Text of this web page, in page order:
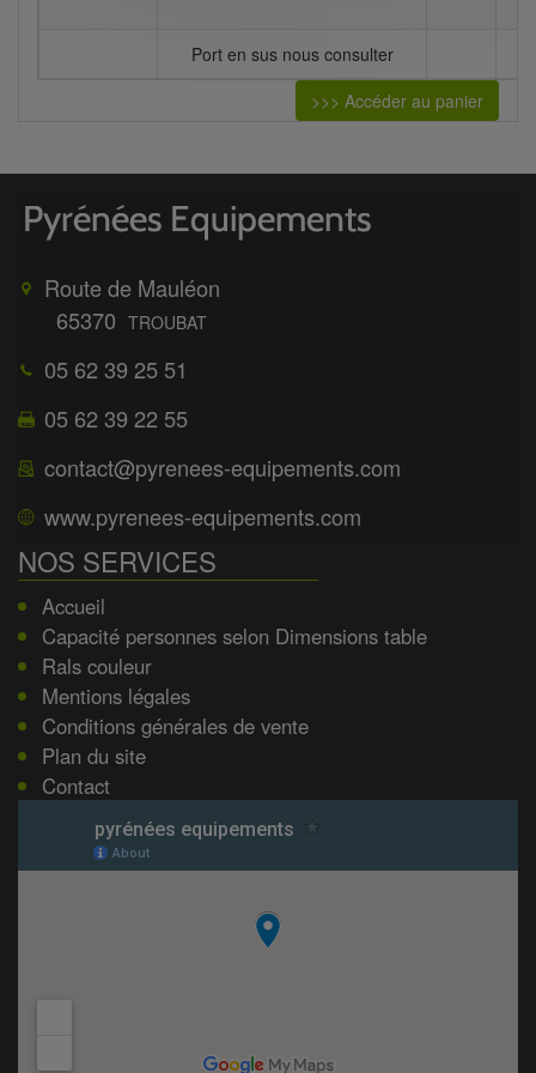
Port en sus nous consulter
>>> Accéder au panier
Route de Mauléon
65370 TROUBAT
05 62 39 25 51
05 62 39 22 55
contact@pyrenees-equipements.com
www.pyrenees-equipements.com
NOS SERVICES
Accueil
Capacité personnes selon Dimensions table
Rals couleur
Mentions légales
Conditions générales de vente
Plan du site
Contact